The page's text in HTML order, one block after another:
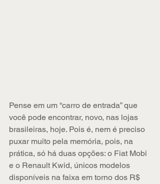
Pense em um “carro de entrada” que
você pode encontrar, novo, nas lojas
brasileiras, hoje. Pois é, nem é preciso
puxar muito pela memória, pois, na
prática, só há duas opções: o Fiat Mobi
e o Renault Kwid, únicos modelos
disponíveis na faixa em torno dos R$